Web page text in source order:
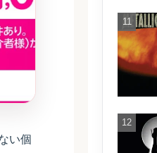
い個